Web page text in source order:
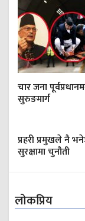
चार जना
सुरुङमार्ग
प्रहरी प्रमुखले नै
सुरक्षामा चुनौती
लोकप्रिय